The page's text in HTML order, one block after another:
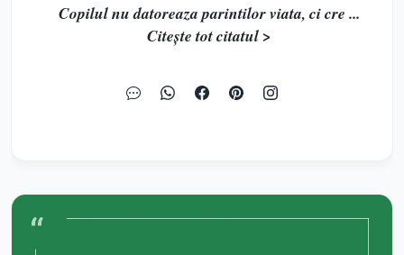
Copilul nu datoreaza parintilor viata, ci cre ...
Citește tot citatul >